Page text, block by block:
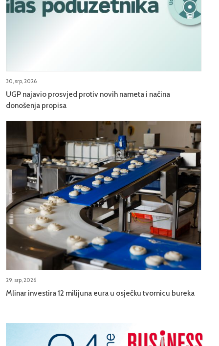
30, srp, 2026
UGP najavio prosvjed protiv novih nameta i načina
donošenja propisa
29, srp, 2026
Mlinar investira 12 milijuna eura u osječku tvornicu bureka